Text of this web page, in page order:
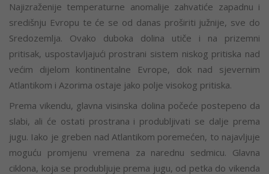
Najizraženije temperaturne anomalije zahvatiće zapadnu i
središnju Evropu te će se od danas proširiti južnije, sve do
Sredozemlja. Ovako duboka dolina utiče i na prizemni
pritisak, uspostavljajući prostrani sistem niskog pritiska nad
većim dijelom kontinentalne Evrope, dok nad sjevernim
Atlantikom i Azorima ostaje jako polje visokog pritiska.
Prema vikendu, glavna visinska dolina počeće postepeno da
slabi, ali će ostati prostrana i produbljivati se dalje prema
jugu. Iako je greben nad Atlantikom poremećen, to najavljuje
moguću promjenu vremena za narednu sedmicu. Glavna
ciklona, koja se produbljuje prema jugu, od petka do vikenda